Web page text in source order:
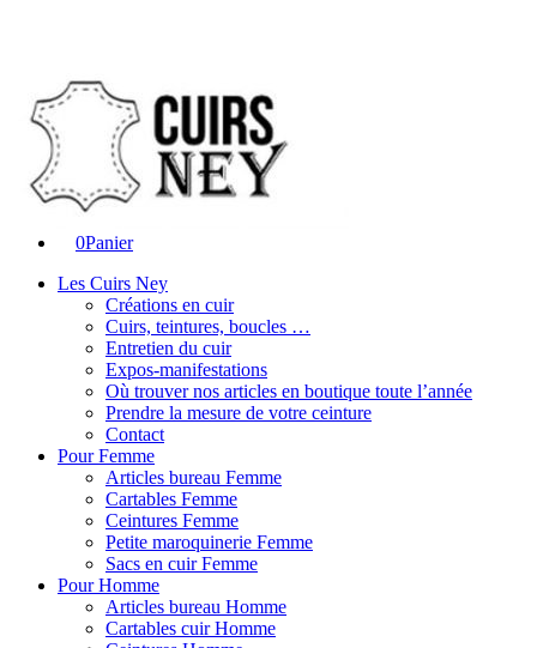
0Panier
Les Cuirs Ney
Créations en cuir
Cuirs, teintures, boucles …
Entretien du cuir
Expos-manifestations
Où trouver nos articles en boutique toute l’année
Prendre la mesure de votre ceinture
Contact
Pour Femme
Articles bureau Femme
Cartables Femme
Ceintures Femme
Petite maroquinerie Femme
Sacs en cuir Femme
Pour Homme
Articles bureau Homme
Cartables cuir Homme